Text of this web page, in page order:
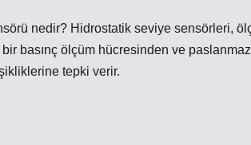
nedir? Hidrostatik seviye sensörleri,
bir basınç ölçüm hücresinden ve
tepki verir.